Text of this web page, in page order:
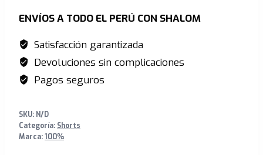
(Mujer)
ENVÍOS A TODO EL PERÚ CON SHALOM
Satisfacción garantizada
Devoluciones sin complicaciones
Pagos seguros
SKU: N/D
Categoría: Shorts
Marca:100%